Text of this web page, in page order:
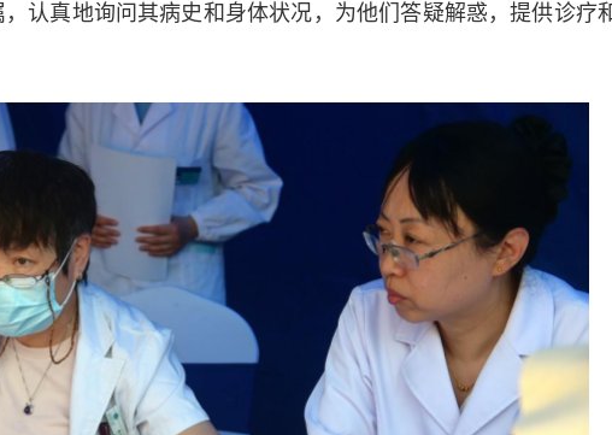
认真地询问其病史和身体状况，为他们答疑解惑，提供诊疗